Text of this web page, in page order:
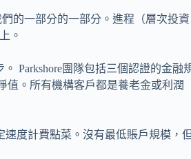
的一部分的一部分。進程（層次投資
。
Parkshore團隊包括三個認證的金融
值。所有機構客戶都是養老金或利潤
度計費點菜。沒有最低賬戶規模，但